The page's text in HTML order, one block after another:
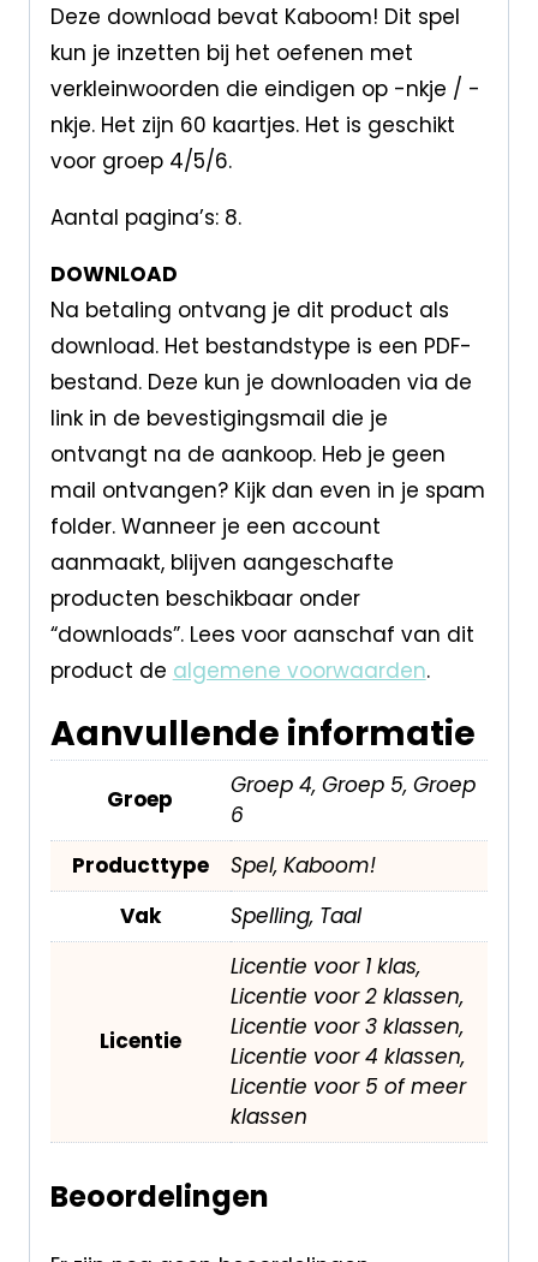
Deze download bevat Kaboom! Dit spel
kun je inzetten bij het oefenen met
verkleinwoorden die eindigen op -nkje / -
nkje. Het zijn 60 kaartjes. Het is geschikt
voor groep 4/5/6.
Aantal pagina’s: 8.
DOWNLOAD
Na betaling ontvang je dit product als
download. Het bestandstype is een PDF-
bestand. Deze kun je downloaden via de
link in de bevestigingsmail die je
ontvangt na de aankoop. Heb je geen
mail ontvangen? Kijk dan even in je spam
folder. Wanneer je een account
aanmaakt, blijven aangeschafte
producten beschikbaar onder
“downloads”. Lees voor aanschaf van dit
product de algemene voorwaarden.
Aanvullende informatie
Groep
Groep 4, Groep 5, Groep
6
Producttype
Spel, Kaboom!
Vak
Spelling, Taal
Licentie
Licentie voor 1 klas,
Licentie voor 2 klassen,
Licentie voor 3 klassen,
Licentie voor 4 klassen,
Licentie voor 5 of meer
klassen
Beoordelingen